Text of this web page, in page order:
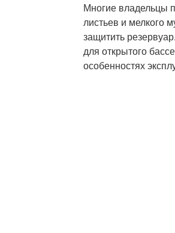
Многие владельцы
листьев и мелкого
защитить
для открытого
особенностях